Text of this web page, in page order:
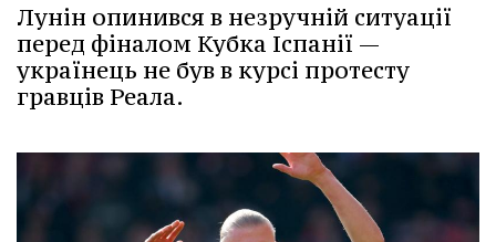
Лунін опинився в незручній ситуації
перед фіналом Кубка Іспанії —
українець не був в курсі протесту
гравців Реала.